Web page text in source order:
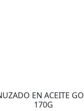
EN ACEITE
170G